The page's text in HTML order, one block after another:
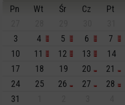
Pn
Wt Śr Cz Pt
3
4 5 6 7
10
11 12 13 14
17
18 19 20 21
24
25 26 27 28
31